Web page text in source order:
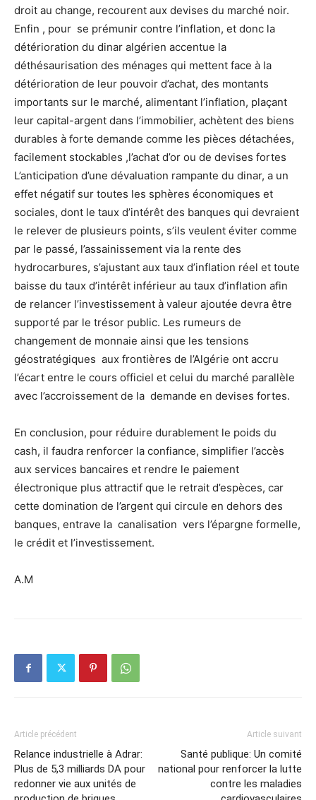
droit au change, recourent aux devises du marché noir.
Enfin , pour se prémunir contre l’inflation, et donc la
détérioration du dinar algérien accentue la
déthésaurisation des ménages qui mettent face à la
détérioration de leur pouvoir d’achat, des montants
importants sur le marché, alimentant l’inflation, plaçant
leur capital-argent dans l’immobilier, achètent des biens
durables à forte demande comme les pièces détachées,
facilement stockables ,l’achat d’or ou de devises fortes
L’anticipation d’une dévaluation rampante du dinar, a un
effet négatif sur toutes les sphères économiques et
sociales, dont le taux d’intérêt des banques qui devraient
le relever de plusieurs points, s’ils veulent éviter comme
par le passé, l’assainissement via la rente des
hydrocarbures, s’ajustant aux taux d’inflation réel et toute
baisse du taux d’intérêt inférieur au taux d’inflation afin
de relancer l’investissement à valeur ajoutée devra être
supporté par le trésor public. Les rumeurs de
changement de monnaie ainsi que les tensions
géostratégiques aux frontières de l’Algérie ont accru
l’écart entre le cours officiel et celui du marché parallèle
avec l’accroissement de la demande en devises fortes.
En conclusion, pour réduire durablement le poids du
cash, il faudra renforcer la confiance, simplifier l’accès
aux services bancaires et rendre le paiement
électronique plus attractif que le retrait d’espèces, car
cette domination de l’argent qui circule en dehors des
banques, entrave la canalisation vers l’épargne formelle,
le crédit et l’investissement.
A.M
Article précédent
Relance industrielle à Adrar:
Plus de 5,3 milliards DA pour
redonner vie aux unités de
Article suivant
Santé publique: Un comité
national pour renforcer la lutte
contre les maladies